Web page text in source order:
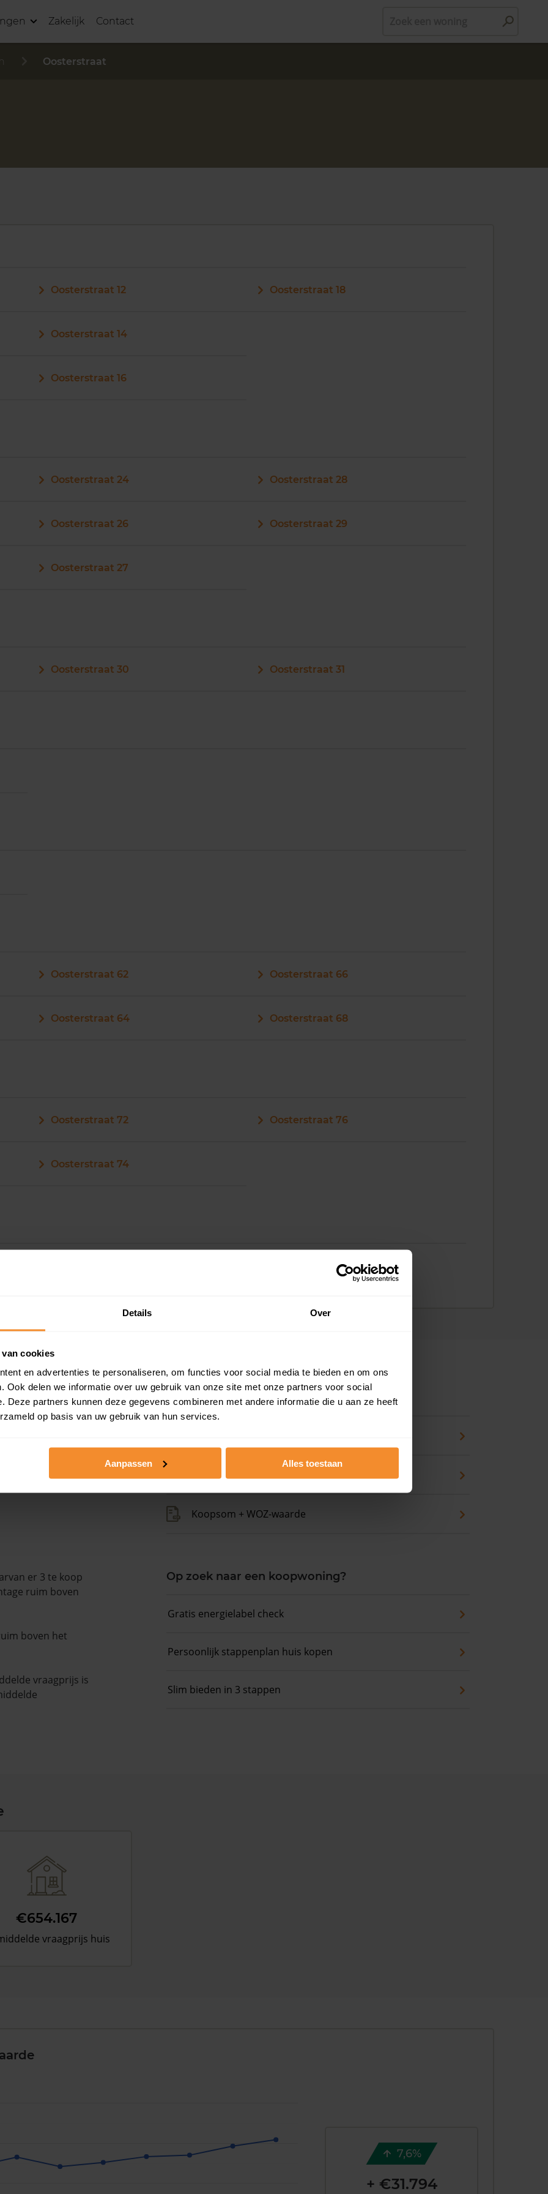
Details Over
cookies
en advertenties te personaliseren, om functies voor social media te bieden en om ons
Ook delen we informatie over uw gebruik van onze site met onze partners voor social
Deze partners kunnen deze gegevens combineren met andere informatie die u aan ze heeft
op basis van uw gebruik van hun services.
Aanpassen Alles toestaan
Zakelijk Contact
Oosterstraat
Oosterstraat 12
Oosterstraat 14
Oosterstraat 16
Oosterstraat 18
Oosterstraat 24
Oosterstraat 26
Oosterstraat 27
Oosterstraat 28
Oosterstraat 29
Oosterstraat 30 Oosterstraat 31
Oosterstraat 62
Oosterstraat 64
Oosterstraat 66
Oosterstraat 68
Oosterstraat 72
Oosterstraat 74
Oosterstraat 76
er 3 te koop
ruim boven
boven het
vraagprijs is
Kadastrale gegevens
Koopsommenoverzicht
Koopsom + WOZ-waarde
Op zoek naar een koopwoning?
Gratis energielabel check
Persoonlijk stappenplan huis kopen
Slim bieden in 3 stappen
€654.167
vraagprijs huis
7,6%
+ €31.794